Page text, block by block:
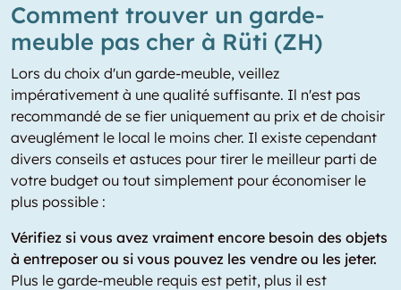
Comment trouver un garde-
meuble pas cher à Rüti (ZH)
Lors du choix d'un garde-meuble, veillez
impérativement à une qualité suffisante. Il n'est pas
recommandé de se fier uniquement au prix et de choisir
aveuglément le local le moins cher. Il existe cependant
divers conseils et astuces pour tirer le meilleur parti de
votre budget ou tout simplement pour économiser le
plus possible :
Vérifiez si vous avez vraiment encore besoin des objets
à entreposer ou si vous pouvez les vendre ou les jeter.
Plus le garde-meuble requis est petit, plus il est